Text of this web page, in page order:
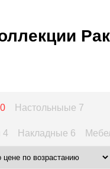
Настольныые 7
4 Накладные 6